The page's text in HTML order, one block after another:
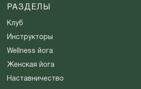
РАЗДЕЛЫ
Клуб
Инструкторы
Wellness йога
Женская йога
Наставничество